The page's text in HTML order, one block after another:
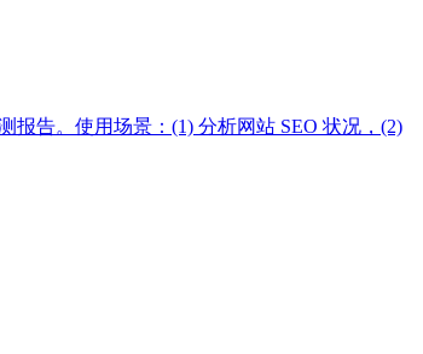
报告。使用场景：(1) 分析网站 SEO 状况，(2)